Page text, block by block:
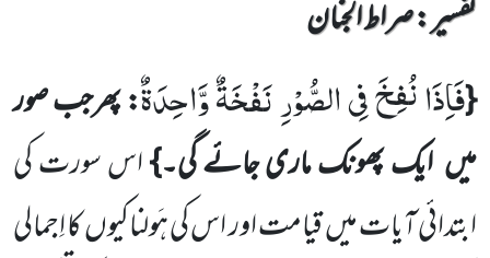
تفسیر : ‎صراط الجنان
{فَاِذَا نُفِخَ فِی الصُّوْرِ نَفْخَةٌ وَّاحِدَةٌ: پھرجب صور
میں ایک پھونک ماری جائے گی۔}اس سورت کی
ابتدائیآیات میںقیامت اور اس کی ہَولناکیوںکا اِجمالی